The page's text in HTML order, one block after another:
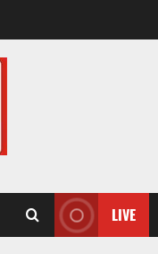
LIVE